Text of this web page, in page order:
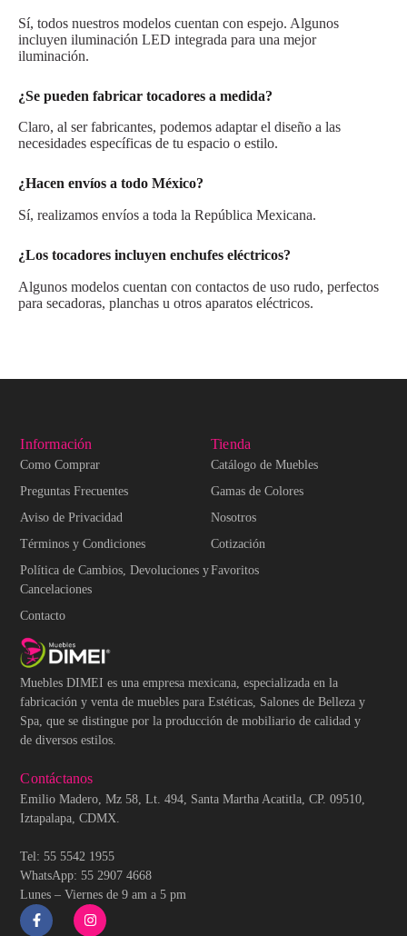
Sí, todos nuestros modelos cuentan con espejo. Algunos
incluyen iluminación LED integrada para una mejor
iluminación.
¿Se pueden fabricar tocadores a medida?
Claro, al ser fabricantes, podemos adaptar el diseño a las
necesidades específicas de tu espacio o estilo.
¿Hacen envíos a todo México?
Sí, realizamos envíos a toda la República Mexicana.
¿Los tocadores incluyen enchufes eléctricos?
Algunos modelos cuentan con contactos de uso rudo, perfectos
para secadoras, planchas u otros aparatos eléctricos.
Muebles DIMEI es una empresa mexicana, especializada en la
fabricación y venta de muebles para Estéticas, Salones de Belleza y
Spa, que se distingue por la producción de mobiliario de calidad y
de diversos estilos.
Información
Como Comprar
Preguntas Frecuentes
Aviso de Privacidad
Términos y Condiciones
Política de Cambios, Devoluciones y
Cancelaciones
Contacto
Tienda
Catálogo de Muebles
Gamas de Colores
Nosotros
Cotización
Favoritos
Contáctanos
Emilio Madero, Mz 58, Lt. 494, Santa Martha Acatitla, CP. 09510,
Iztapalapa, CDMX.
Tel: 55 5542 1955
WhatsApp: 55 2907 4668
Lunes – Viernes de 9 am a 5 pm